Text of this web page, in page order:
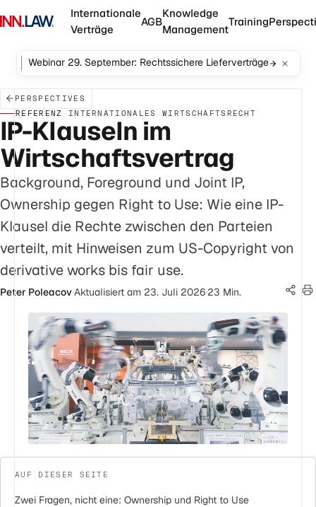
Internationale
Verträge
AGB
Knowledge
Management
Training
Webinar 29. September: Rechtssichere Lieferverträge
PERSPECTIVES
REFERENZ · INTERNATIONALES WIRTSCHAFTSRECHT
IP-Klauseln im
Wirtschaftsvertrag
Background, Foreground und Joint IP,
Ownership gegen Right to Use: Wie eine IP-
Klausel die Rechte zwischen den Parteien
verteilt, mit Hinweisen zum US-Copyright von
derivative works bis fair use.
Peter Poleacov·Aktualisiert am 23. Juli 2026·23 Min.
AUF DIESER SEITE
Zwei Fragen, nicht eine: Ownership und Right to Use